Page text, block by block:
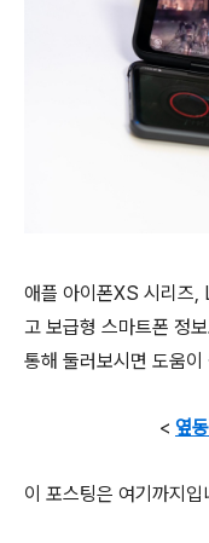
애플 아이폰XS 시리즈,
고 보급형 스마트폰 정
통해 둘러보시면 도움이
< 옆
이 포스팅은 여기까지입